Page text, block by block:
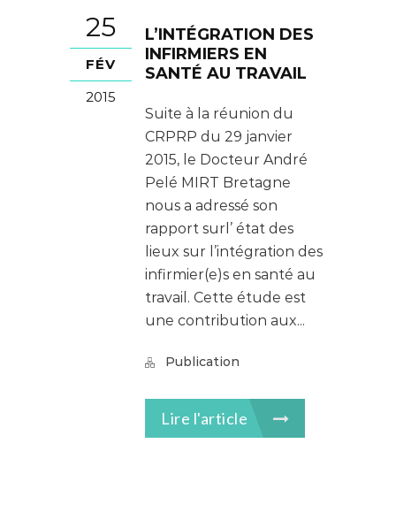
25
FÉV
2015
L’INTÉGRATION DES
INFIRMIERS EN
SANTÉ AU TRAVAIL
Suite à la réunion du
CRPRP du 29 janvier
2015, le Docteur André
Pelé MIRT Bretagne
nous a adressé son
rapport surl’ état des
lieux sur l’intégration des
infirmier(e)s en santé au
travail. Cette étude est
une contribution aux...
Publication
Lire l'article